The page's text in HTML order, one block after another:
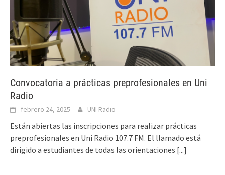
Convocatoria a prácticas preprofesionales en Uni
Radio
febrero 24, 2025 UNI Radio
Están abiertas las inscripciones para realizar prácticas
preprofesionales en Uni Radio 107.7 FM. El llamado está
dirigido a estudiantes de todas las orientaciones [...]